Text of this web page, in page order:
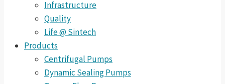
Infrastructure
Quality
Life @ Sintech
Products
Centrifugal Pumps
Dynamic Sealing Pumps